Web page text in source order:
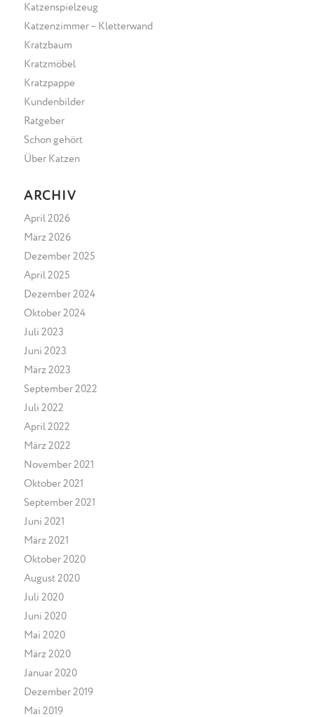
Katzenspielzeug
Katzenzimmer – Kletterwand
Kratzbaum
Kratzmöbel
Kratzpappe
Kundenbilder
Ratgeber
Schon gehört
Über Katzen
ARCHIV
April 2026
März 2026
Dezember 2025
April 2025
Dezember 2024
Oktober 2024
Juli 2023
Juni 2023
März 2023
September 2022
Juli 2022
April 2022
März 2022
November 2021
Oktober 2021
September 2021
Juni 2021
März 2021
Oktober 2020
August 2020
Juli 2020
Juni 2020
Mai 2020
März 2020
Januar 2020
Dezember 2019
Mai 2019